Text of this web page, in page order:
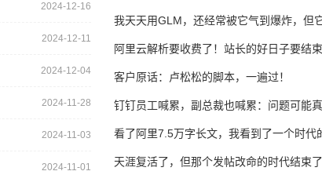
2024-12-16
2024-12-11
2024-12-04
2024-11-28
2024-11-03
2024-11-01
我天天用GLM，还经常被它气到爆炸，但
16万亿
阿里云解析要收费了！站长的好日子要结
客户原话：卢松松的脚本，一遍过！
钉钉员工喊累，副总裁也喊累：问题可能
了
看了阿里7.5万字长文，我看到了一个时代
天涯复活了，但那个发帖改命的时代结束了